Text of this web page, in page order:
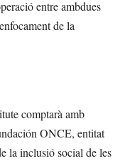
entre ambdues
de la
comptarà amb
ONCE, entitat
la inclusió social de les